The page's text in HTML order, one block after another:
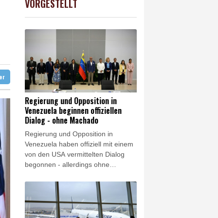
Vergeltung an
Vergeltung an
0.07%
VORGESTELLT
Regierung und Opposition in
Venezuela beginnen offiziellen
Dialog - ohne Machado
Regierung und Opposition in
Venezuela haben offiziell mit einem
von den USA vermittelten Dialog
begonnen - allerdings ohne
Corina Machado. Bei den
Gesprächen solle es um die
Stärkung der Demokratie und die
Garantie politischer Rechte gehen,